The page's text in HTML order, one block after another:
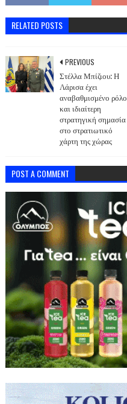
RELATED POSTS
PREVIOUS
Στέλλα Μπίζιου: Η
Λάρισα έχει
αναβαθμισμένο ρόλο
και ιδιαίτερη
στρατηγική σημασία
στο στρατιωτικό
χάρτη της χώρας
POST A COMMENT